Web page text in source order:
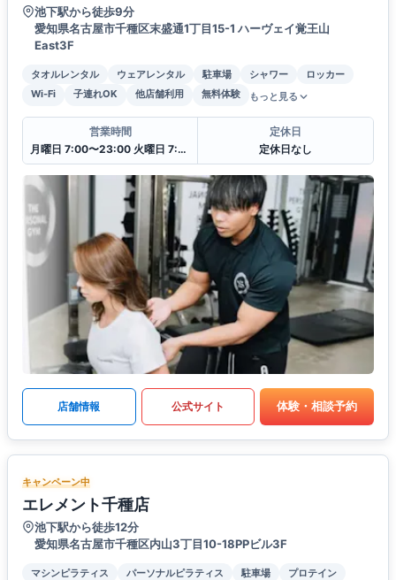
池下駅から徒歩9分
愛知県名古屋市千種区末盛通1丁目15-1 ハーヴェイ覚王山
East3F
タオルレンタル ウェアレンタル 駐車場 シャワー
ロッカー
Wi-Fi
子連れOK 他店舗利用 無料体験 もっと見る
営業時間
月曜日 7:00〜23:00 火曜日 7:00〜23:00 水曜日 7:00〜23:00 木曜日 7:00〜23:00 金曜日 7:00〜23:00 土曜日 7:00〜23:00 日曜日 7:00〜23:00
定休日
定休日なし
店舗情報 公式サイト 体験・相談予約
キャンペーン中
エレメント千種店
池下駅から徒歩12分
愛知県名古屋市千種区内山3丁目10-18PPビル3F
マシンピラティス パーソナルピラティス 駐車場
プロテイン